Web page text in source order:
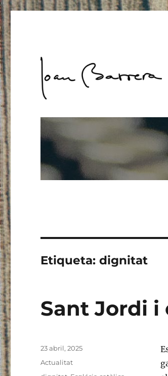
Etiqueta:dignitat
Sant Jordi i
Publicat
el
23 abril, 2025
Categories
Actualitat